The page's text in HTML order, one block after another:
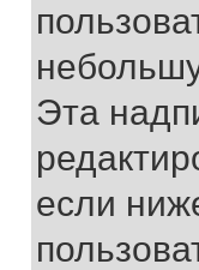
Эта
если